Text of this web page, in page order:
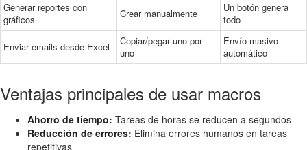
Generar reportes con
gráficos
Crear manualmente
Un botón genera
todo
Enviar emails desde Excel
Copiar/pegar uno por
uno
Envío masivo
automático
Ventajas principales de usar macros
Ahorro de tiempo: Tareas de horas se reducen a segundos
Reducción de errores: Elimina errores humanos en tareas
repetitivas